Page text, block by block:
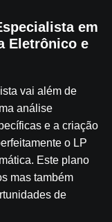
em
Eletrônico e
vai além de
análise
e a criação
o LP
Este plano
mas também
de